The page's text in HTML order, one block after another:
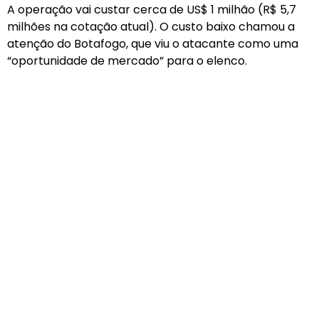
A operação vai custar cerca de US$ 1 milhão (R$ 5,7
milhões na cotação atual). O custo baixo chamou a
atenção do Botafogo, que viu o atacante como uma
“oportunidade de mercado” para o elenco.